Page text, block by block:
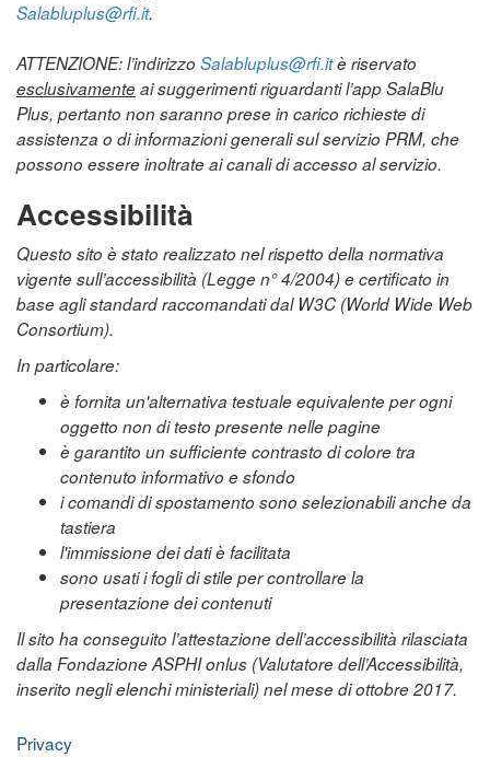
Salabluplus@rfi.it.
ATTENZIONE: l’indirizzo Salabluplus@rfi.itè riservato
esclusivamenteai suggerimenti riguardanti l’app SalaBlu
Plus, pertanto non saranno prese in carico richieste di
assistenza o di informazioni generali sul servizio PRM, che
possono essere inoltrate ai canali di accesso al servizio.
Accessibilità
Questo sito è stato realizzato nel rispetto della normativa
vigente sull’accessibilità (Legge n° 4/2004) e certificato in
base agli standard raccomandati dal W3C (World Wide Web
Consortium).
In particolare:
è fornita un'alternativa testuale equivalente per ogni
oggetto non di testo presente nelle pagine
è garantito un sufficiente contrasto di colore tra
contenuto informativo e sfondo
i comandi di spostamento sono selezionabili anche da
tastiera
l'immissione dei dati è facilitata
sono usati i fogli di stile per controllare la
presentazione dei contenuti
Il sito ha conseguito l’attestazione dell’accessibilità rilasciata
dalla Fondazione ASPHI onlus (Valutatore dell’Accessibilità,
inserito negli elenchi ministeriali) nel mese di ottobre 2017.
Privacy